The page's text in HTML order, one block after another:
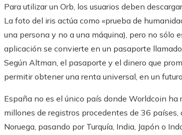
Para utilizar un Orb, los usuarios deben
La foto del iris actúa como «prueba de
una persona y no a una máquina), pero no sólo
aplicación se convierte en un pasaporte
Según Altman, el pasaporte y el dinero que
permitir obtener una renta universal, en un
España no es el único país donde Worldcoin ha
millones de registros procedentes de 36
Noruega, pasando por Turquía, India, Japón o